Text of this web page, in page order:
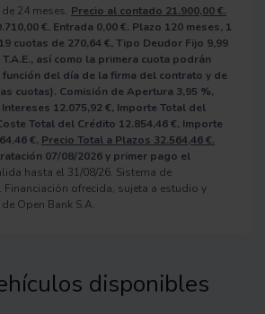
24 meses. Precio al contado 21.900,00€.
€. Entrada 0,00€. Plazo 120 meses, 1
cuotas de 270,64€, Tipo Deudor Fijo 9,99
T.A.E., así como la primera cuota podrán
del día de la firma del contrato y de
cuotas). Comisión de Apertura 3,95 %,
Intereses 12.075,92€, Importe Total del
Total del Crédito 12.854,46€, Importe
€, Precio Total a Plazos 32.564,46€.
07/08/2026y primer pago el
hasta el 31/08/26. Sistema de
Financiación ofrecida, sujeta a estudio y
Open Bank S.A.
disponibles